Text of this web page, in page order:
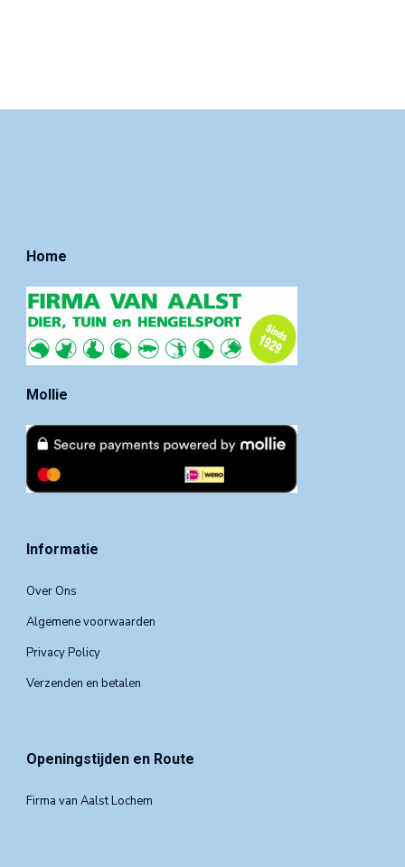
Home
Mollie
Informatie
Over Ons
Algemene voorwaarden
Privacy Policy
Verzenden en betalen
Openingstijden en Route
Firma van Aalst Lochem